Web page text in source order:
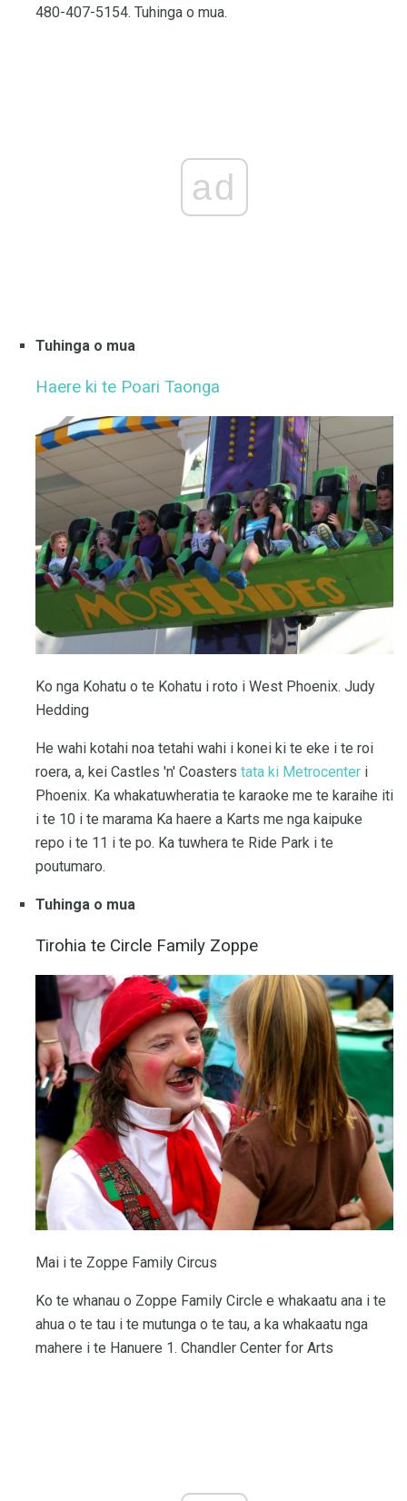
480-407-5154. Tuhinga o mua.
ad
Tuhinga o mua
Haere ki te Poari Taonga
Ko nga Kohatu o te Kohatu i roto i West Phoenix. Judy
Hedding
He wahi kotahi noa tetahi wahi i konei ki te eke i te roi
roera, a, kei Castles 'n' Coasters tata ki Metrocenter i
Phoenix. Ka whakatuwheratia te karaoke me te karaihe iti
i te 10 i te marama Ka haere a Karts me nga kaipuke
repo i te 11 i te po. Ka tuwhera te Ride Park i te
poutumaro.
Tuhinga o mua
Tirohia te Circle Family Zoppe
Mai i te Zoppe Family Circus
Ko te whanau o Zoppe Family Circle e whakaatu ana i te
ahua o te tau i te mutunga o te tau, a ka whakaatu nga
mahere i te Hanuere 1. Chandler Center for Arts